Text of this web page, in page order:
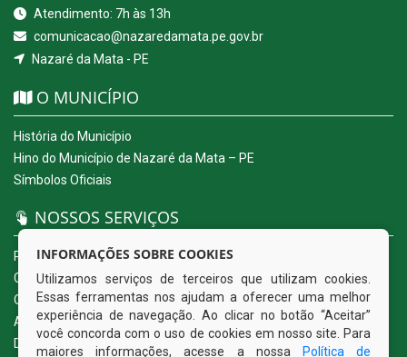
Atendimento: 7h às 13h
comunicacao@nazaredamata.pe.gov.br
Nazaré da Mata - PE
O MUNICÍPIO
História do Município
Hino do Município de Nazaré da Mata – PE
Símbolos Oficiais
NOSSOS SERVIÇOS
Portal da Transparência
Carta de Serviços ao Usuário
Ouvidoria Eletrônica
Acesso a Informação (eSIC)
Diário Oficial
INFORMAÇÕES SOBRE COOKIES
Utilizamos serviços de terceiros que utilizam cookies.
Essas ferramentas nos ajudam a oferecer uma melhor
experiência de navegação. Ao clicar no botão “Aceitar”
você concorda com o uso de cookies em nosso site. Para
maiores informações, acesse a nossa
Política de